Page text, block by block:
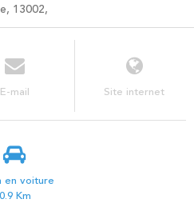
13002,
E-mail Site internet
en voiture
0.9 Km